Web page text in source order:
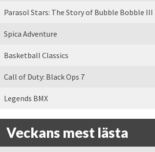
Parasol Stars: The Story of Bubble Bobble III
Spica Adventure
Basketball Classics
Call of Duty: Black Ops 7
Legends BMX
Veckans mest lästa